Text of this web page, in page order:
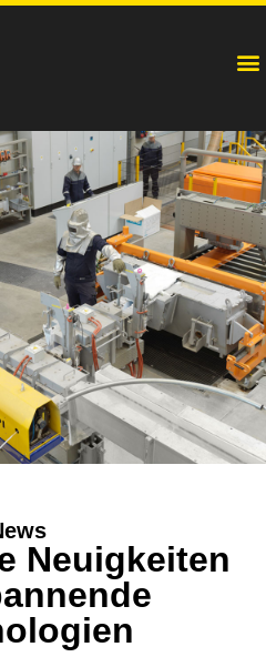
bei HPI
Neuigkeiten